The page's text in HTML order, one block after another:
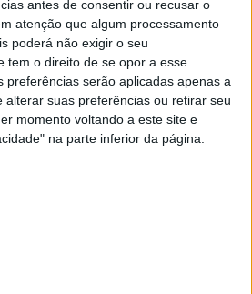
antes de consentir ou recusar o
atenção que algum processamento
poderá não exigir o seu
tem o direito de se opor a esse
preferências serão aplicadas apenas a
alterar suas preferências ou retirar seu
momento voltando a este site e
na parte inferior da página.
estações de carregamento, no
Lindholmen e no Hospital
cada uma das quais com dois
individuais e uma potência